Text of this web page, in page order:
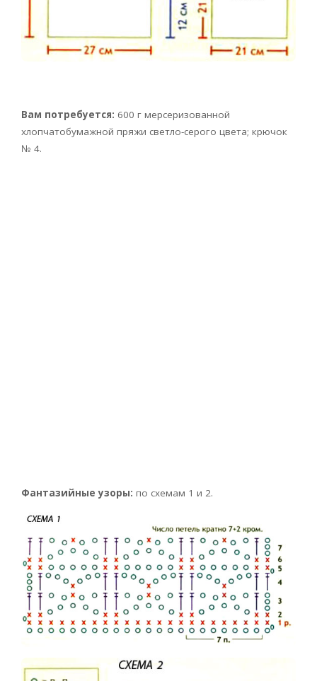
Вам потребуется: 600 г мерсеризованной
хлопчатобумажной пряжи светло-серого цвета; крючок
№ 4.
Фантазийные узоры: по схемам 1 и 2.